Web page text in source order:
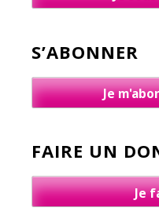
S’ABONNER
Je
FAIRE UN
Je